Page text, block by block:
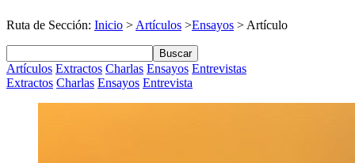
Ruta de Sección: Inicio > Artículos >Ensayos > Artículo
Buscar
Artículos Extractos Charlas Ensayos Entrevistas
Extractos Charlas Ensayos Entrevista